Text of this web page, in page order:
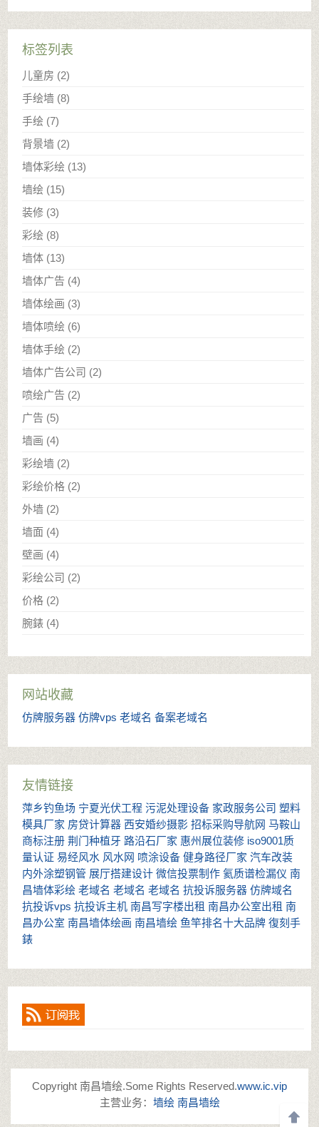
标签列表
儿童房 (2)
手绘墙 (8)
手绘 (7)
背景墙 (2)
墙体彩绘 (13)
墙绘 (15)
装修 (3)
彩绘 (8)
墙体 (13)
墙体广告 (4)
墙体绘画 (3)
墙体喷绘 (6)
墙体手绘 (2)
墙体广告公司 (2)
喷绘广告 (2)
广告 (5)
墙画 (4)
彩绘墙 (2)
彩绘价格 (2)
外墙 (2)
墙面 (4)
壁画 (4)
彩绘公司 (2)
价格 (2)
腕錶 (4)
网站收藏
仿牌服务器 仿牌vps 老域名 备案老域名
友情链接
萍乡钓鱼场 宁夏光伏工程 污泥处理设备 家政服务公司 塑料
模具厂家 房贷计算器 西安婚纱摄影 招标采购导航网 马鞍山
商标注册 荆门种植牙 路沿石厂家 惠州展位装修 iso9001质
量认证 易经风水 风水网 喷涂设备 健身路径厂家 汽车改装
内外涂塑钢管 展厅搭建设计 微信投票制作 氦质谱检漏仪 南
昌墙体彩绘 老域名 老域名 老域名 抗投诉服务器 仿牌域名
抗投诉vps 抗投诉主机 南昌写字楼出租 南昌办公室出租 南
昌办公室 南昌墙体绘画 南昌墙绘 鱼竿排名十大品牌 復刻手
錶
Copyright 南昌墙绘.Some Rights Reserved.www.ic.vip
主营业务： 墙绘 南昌墙绘